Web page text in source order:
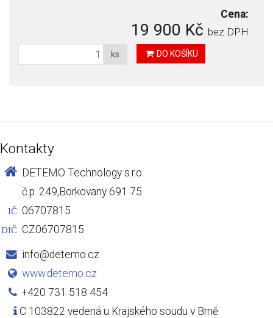
Cena:
19 900 Kč bez DPH
ks DO KOŠÍKU
Kontakty
DETEMO Technology s.r.o.
č.p. 249,Borkovany 691 75
IČ 06707815
DIČ CZ06707815
info@detemo.cz
www.detemo.cz
+420 731 518 454
C 103822 vedená u Krajského soudu v Brně